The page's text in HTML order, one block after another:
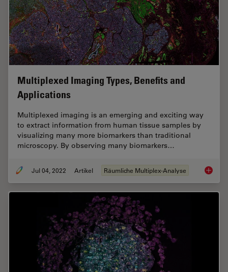
Multiplexed Imaging Types, Benefits and
Applications
Multiplexed imaging is an emerging and exciting way
to extract information from human tissue samples by
visualizing many more biomarkers than traditional
microscopy. By observing many biomarkers…
Jul 04, 2022 Artikel Räumliche Multiplex-Analyse